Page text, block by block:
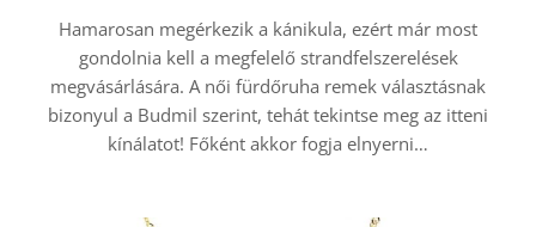
Hamarosan megérkezik a kánikula, ezért már most
gondolnia kell a megfelelő strandfelszerelések
megvásárlására. A női fürdőruha remek választásnak
bizonyul a Budmil szerint, tehát tekintse meg az itteni
kínálatot! Főként akkor fogja elnyerni…